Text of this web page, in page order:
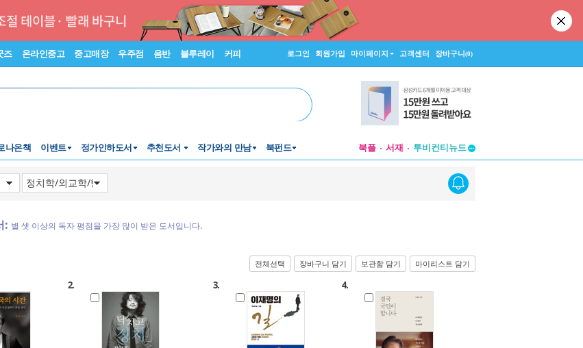
즈 온라인중고 중고매장 우주점 음반 블루레이 커피 로그인 회원가입 마이페이지 고객센터 장바구니(0)
나온책 이벤트 정가인하도서 추천도서 작가와의 만남 북펀드 북플 서재
창작플랫폼
: 별 셋 이상의 독자 평점을 가장 많이 받은 도서입니다.
전체선택 장바구니 담기 보관함 담기 마이리스트 담기
2. 3. 4.